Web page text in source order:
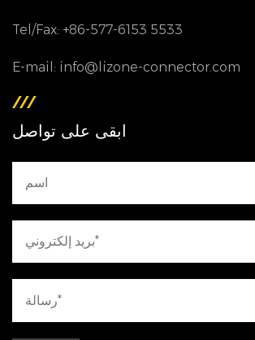
Tel/Fax: +86-577-6153 5533
E-mail: info@lizone-connector.com
ابقى على تواصل